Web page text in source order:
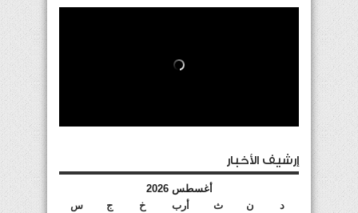
إرشيف الأخبار
أغسطس 2026
د
ن ث أرب خ ج
س